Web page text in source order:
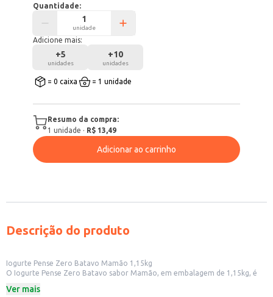
Quantidade:
unidade
Adicione mais:
+5
unidades
+10
unidades
= 0 caixa = 1 unidade
Resumo da compra:
1 unidade · R$ 13,49
Adicionar ao carrinho
Descrição do produto
Iogurte Pense Zero Batavo Mamão 1,15kg
O Iogurte Pense Zero Batavo sabor Mamão, em embalagem de 1,15kg, é
Ideal para quem procura uma alternativa para incluir no café da manhã,
Ver mais